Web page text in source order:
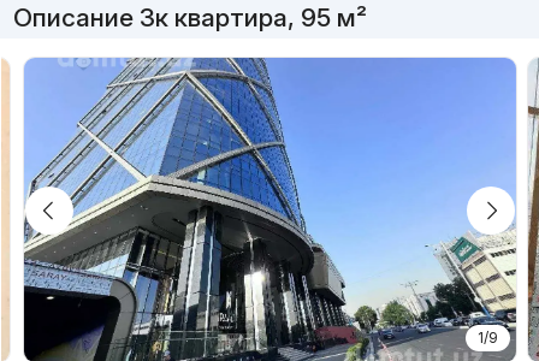
Описание 3к квартира, 95 м²
1/9